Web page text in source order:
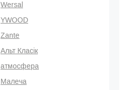
Wersal
YWOOD
Zante
Альт Класік
атмосфера
Малеча